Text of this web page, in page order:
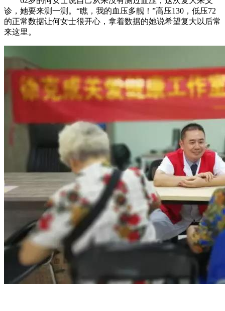
诊，她要来测一测。“瞧，我的血压多靓！”高压130，低压72
的正常数据让何女士很开心，拿着数据的她说希望复大以后常
来这里。